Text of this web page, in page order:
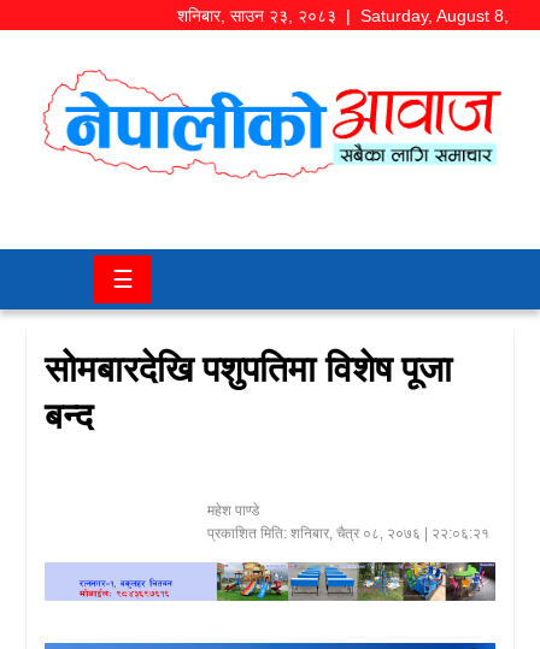
शनिबार, साउन २३, २०८३ | Saturday, August 8,
समाज/
चितवन
कला/
मनोरञ्जन
खेलकुद
☰
सोमबारदेखि पशुपतिमा विशेष पूजा
बन्द
महेश पाण्डे
प्रकाशित मिति: शनिबार, चैत्र ०८, २०७६ | २२:०६:२१